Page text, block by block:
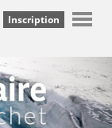
Inscription